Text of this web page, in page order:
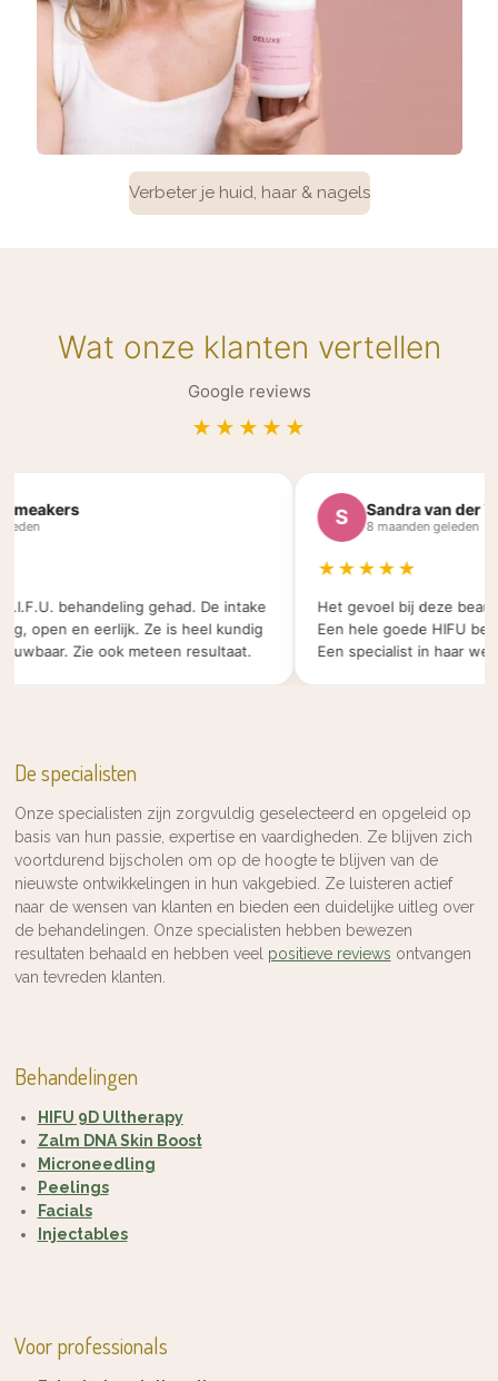
Verbeter je huid, haar & nagels
Wat onze klanten vertellen
Google reviews
★★★★★
behandeling gehad. De intake
open en eerlijk. Ze is heel kundig
Zie ook meteen resultaat.
S Sandra van der
8 maanden geleden
★★★★★
Het gevoel bij deze beauty
Een hele goede HIFU
Een specialist in haar werk.
De specialisten
Onze specialisten zijn zorgvuldig geselecteerd en opgeleid op
basis van hun passie, expertise en vaardigheden. Ze blijven zich
voortdurend bijscholen om op de hoogte te blijven van de
nieuwste ontwikkelingen in hun vakgebied. Ze luisteren actief
naar de wensen van klanten en bieden een duidelijke uitleg over
de behandelingen. Onze specialisten hebben bewezen
resultaten behaald en hebben veel positieve reviews ontvangen
van tevreden klanten.
Behandelingen
HIFU 9D Ultherapy
Zalm DNA Skin Boost
Microneedling
Peelings
Facials
Injectables
Voor professionals